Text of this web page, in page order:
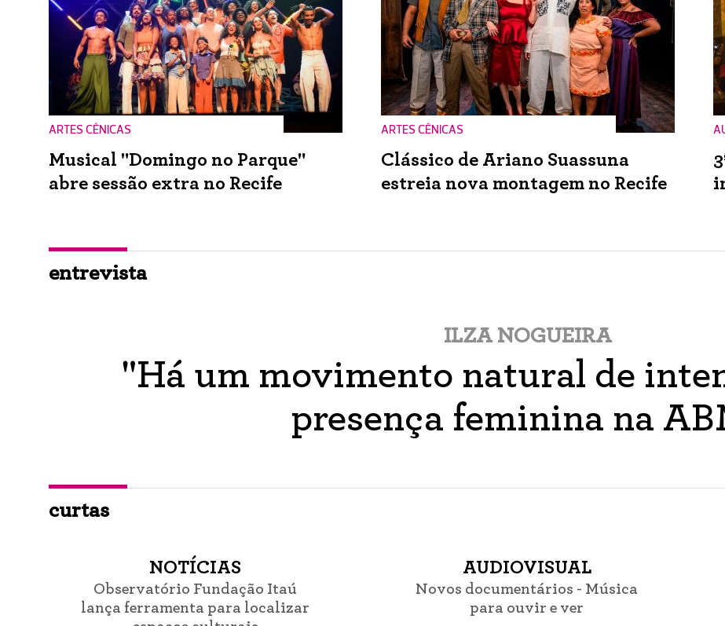
ARTES CÊNICAS
Musical "Domingo no Parque"
abre sessão extra no Recife
ARTES CÊNICAS
Clássico de Ariano Suassuna
estreia nova montagem no Recife
entrevista
ILZA NOGUEIRA
"Há um movimento natural de
presença feminina na
curtas
NOTÍCIAS
Observatório Fundação Itaú
lança ferramenta para localizar
AUDIOVISUAL
Novos documentários - Música
para ouvir e ver